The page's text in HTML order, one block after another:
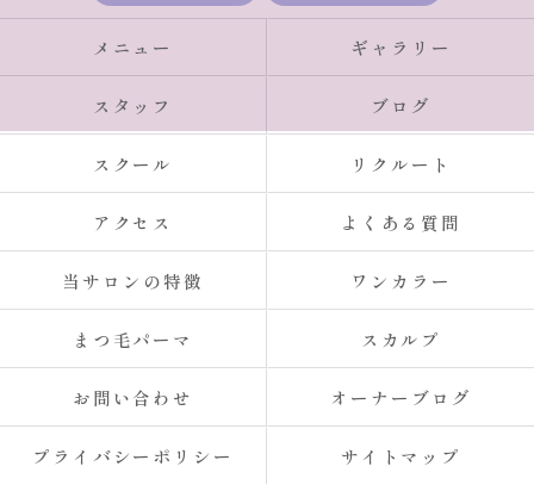
メニュー ギャラリー
スタッフ ブログ
スクール リクルート
アクセス よくある質問
当サロンの特徴 ワンカラー
まつ毛パーマ スカルプ
お問い合わせ オーナーブログ
プライバシーポリシー サイトマップ